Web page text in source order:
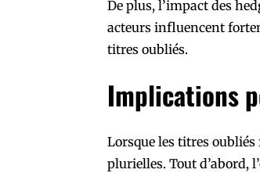
De plus, l’impact des
acteurs influencent
titres oubliés.
Implications
Lorsque les titres
plurielles. Tout d’abord,